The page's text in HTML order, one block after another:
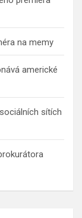
na memy
americké
sítích